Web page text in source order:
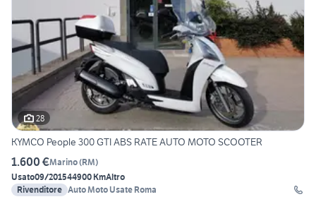
28
KYMCO People 300 GTI ABS RATE AUTO MOTO SCOOTER
1.600 €Marino(RM)
Usato09/201544900 KmAltro
Rivenditore Auto Moto Usate Roma